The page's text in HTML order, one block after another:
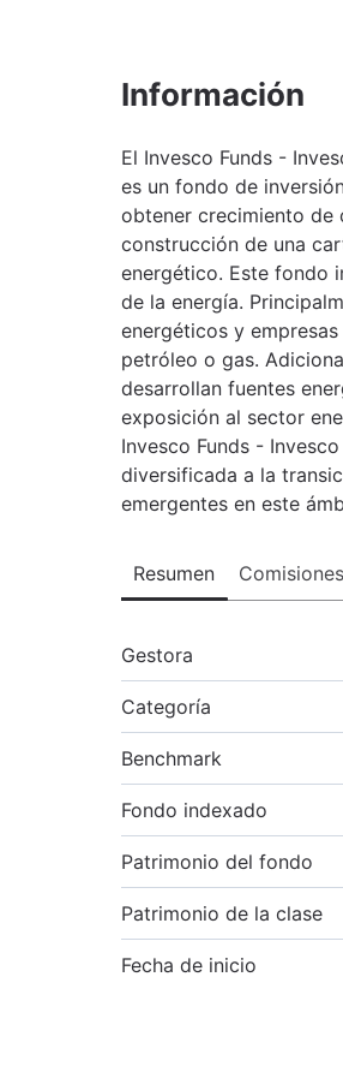
Información
El Invesco Funds -
es un fondo de
obtener crecimiento de
construcción de una
energético. Este fondo
de la energía.
energéticos y
petróleo o gas.
desarrollan fuentes
exposición al sector
Invesco Funds -
diversificada a la
emergentes en este
Resumen Comisiones
Gestora
Categoría
Benchmark
Fondo indexado
Patrimonio del fondo
Patrimonio de la clase
Fecha de inicio